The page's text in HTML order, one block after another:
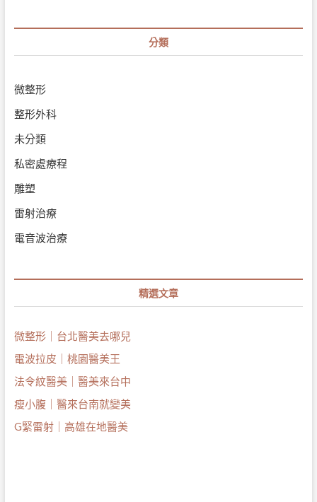
分類
微整形
整形外科
未分類
私密處療程
雕塑
雷射治療
電音波治療
精選文章
微整形｜台北醫美去哪兒
電波拉皮｜桃園醫美王
法令紋醫美｜醫美來台中
瘦小腹｜醫來台南就變美
G緊雷射｜高雄在地醫美